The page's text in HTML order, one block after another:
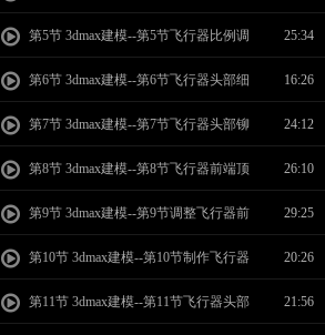
第5节 3dmax建模--第5节飞行器比例调
整
25:34
第6节 3dmax建模--第6节飞行器头部细
节
16:26
第7节 3dmax建模--第7节飞行器头部铆
钉
24:12
第8节 3dmax建模--第8节飞行器前端顶
部
26:10
第9节 3dmax建模--第9节调整飞行器前
端段数
29:25
第10节 3dmax建模--第10节制作飞行器
前端侧面
20:26
第11节 3dmax建模--第11节飞行器头部 21:56